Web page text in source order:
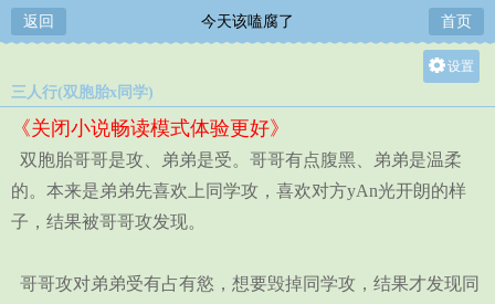
返回 今天该嗑腐了 首页
设置
中
小
三人行(双胞胎x同学)
《关闭小说畅读模式体验更好》
双胞胎哥哥是攻、弟弟是受。哥哥有点腹黑、弟弟是温柔
的。本来是弟弟先喜欢上同学攻，喜欢对方yAn光开朗的样
子，结果被哥哥攻发现。
哥哥攻对弟弟受有占有慾，想要毁掉同学攻，结果才发现同